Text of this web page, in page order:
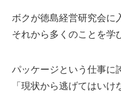
ボクが徳島経営研究会に
それから多くのことを学
パッケージという仕事に
「現状から逃げてはいけ